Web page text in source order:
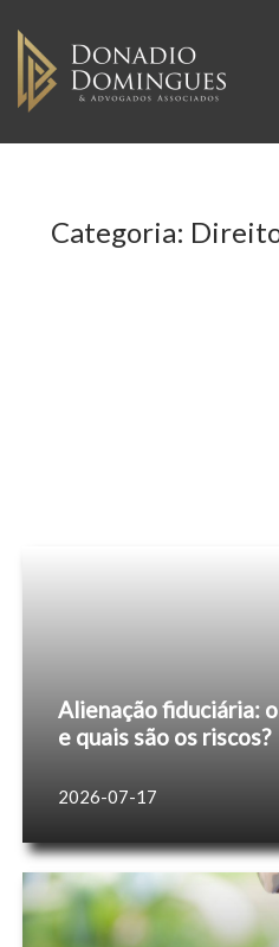
content
Categoria:
Alienação fiduciária:
e quais são os riscos?
2026-07-17